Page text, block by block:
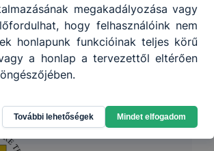
megakadályozása vagy
hogy felhasználóink nem
honlapunk funkcióinak teljes körű
a honlap a tervezettől eltérően
További lehetőségek Mindet elfogadom